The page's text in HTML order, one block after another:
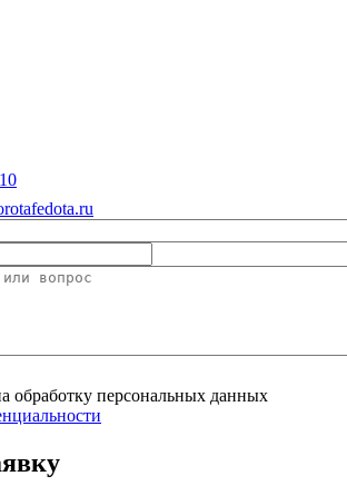
обработку персональных данных